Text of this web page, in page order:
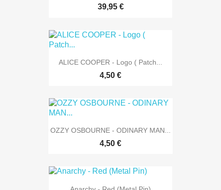
39,95 €
ALICE COOPER - Logo ( Patch...
4,50 €
OZZY OSBOURNE - ODINARY MAN...
4,50 €